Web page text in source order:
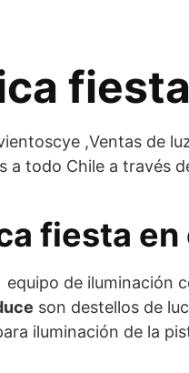
fiesta
,Ventas de
a todo Chile a través
fiesta en
equipo de iluminación
son destellos de
iluminación de la